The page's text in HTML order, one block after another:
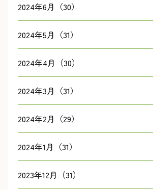
2024年6月（30）
2024年5月（31）
2024年4月（30）
2024年3月（31）
2024年2月（29）
2024年1月（31）
2023年12月（31）